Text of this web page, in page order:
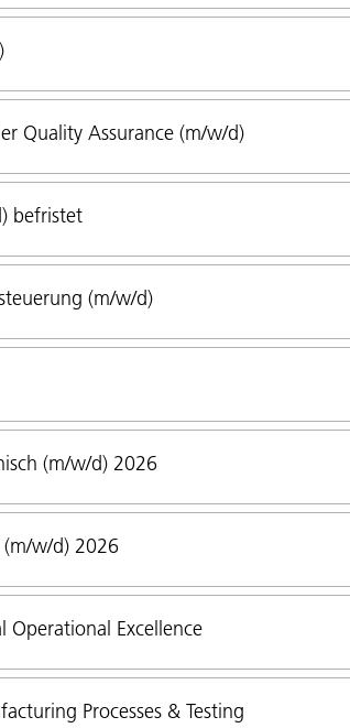
Quality Assurance (m/w/d)
befristet
(m/w/d)
(m/w/d) 2026
w/d) 2026
Excellence
Processes & Testing